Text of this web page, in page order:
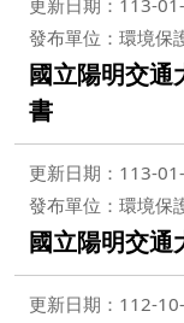
更新日期：113-
發布單位：環境保
國立陽明交通
書
更新日期：113-
發布單位：環境保
國立陽明交通
更新日期：112-